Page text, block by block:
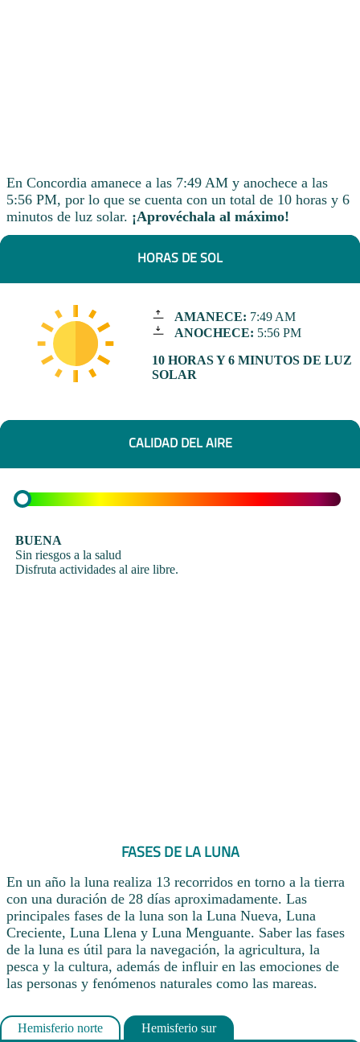
En Concordia amanece a las 7:49 AM y anochece a las
5:56 PM, por lo que se cuenta con un total de 10 horas y 6
minutos de luz solar. ¡Aprovéchala al máximo!
HORAS DE SOL
AMANECE: 7:49 AM
ANOCHECE: 5:56 PM
10 HORAS Y 6 MINUTOS DE LUZ
SOLAR
CALIDAD DEL AIRE
BUENA
Sin riesgos a la salud
Disfruta actividades al aire libre.
FASES DE LA LUNA
En un año la luna realiza 13 recorridos en torno a la tierra
con una duración de 28 días aproximadamente. Las
principales fases de la luna son la Luna Nueva, Luna
Creciente, Luna Llena y Luna Menguante. Saber las fases
de la luna es útil para la navegación, la agricultura, la
pesca y la cultura, además de influir en las emociones de
las personas y fenómenos naturales como las mareas.